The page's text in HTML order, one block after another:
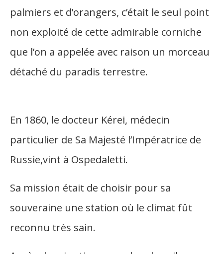
palmiers et d’orangers, c’était le seul point
non exploité de cette admirable corniche
que l’on a appelée avec raison un morceau
détaché du paradis terrestre.
En 1860, le docteur Kérei, médecin
particulier de Sa Majesté l’Impératrice de
Russie,vint à Ospedaletti.
Sa mission était de choisir pour sa
souveraine une station où le climat fût
reconnu très sain.